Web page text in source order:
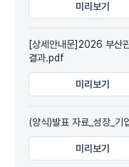
미리보기
[상세안내문]2026 부산
결과.pdf
미리보기
(양식)발표 자료_성장_
미리보기